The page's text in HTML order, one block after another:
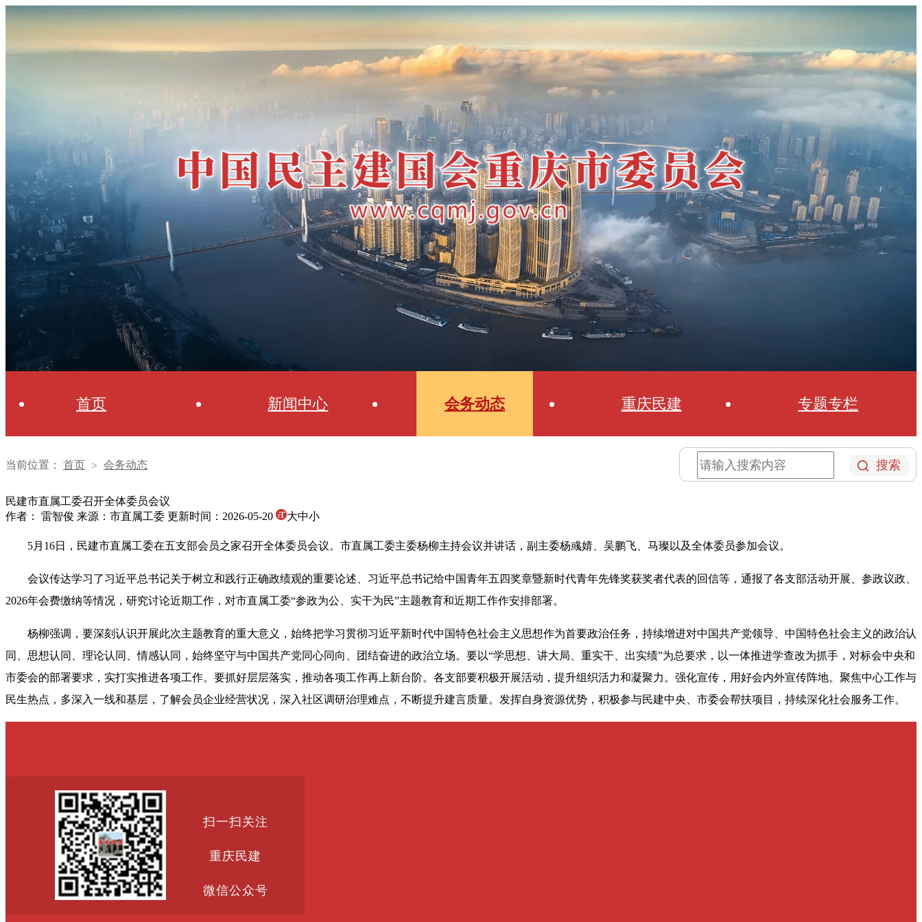
首页 新闻中心 会务动态 重庆民建 专题专栏
搜索
当前位置： 首页 > 会务动态
民建市直属工委召开全体委员会议
作者： 雷智俊 来源：市直属工委 更新时间：2026-05-20 大中小
5月16日，民建市直属工委在五支部会员之家召开全体委员会议。市直属工委主委杨柳主持会议并讲话，副主委杨彧婧、吴鹏飞、马璨以及全体委员参加会议。
会议传达学习了习近平总书记关于树立和践行正确政绩观的重要论述、习近平总书记给中国青年五四奖章暨新时代青年先锋奖获奖者代表的回信等，通报了各支部活动开展、参政议政、
2026年会费缴纳等情况，研究讨论近期工作，对市直属工委“参政为公、实干为民”主题教育和近期工作作安排部署。
杨柳强调，要深刻认识开展此次主题教育的重大意义，始终把学习贯彻习近平新时代中国特色社会主义思想作为首要政治任务，持续增进对中国共产党领导、中国特色社会主义的政治认
同、思想认同、理论认同、情感认同，始终坚守与中国共产党同心同向、团结奋进的政治立场。要以“学思想、讲大局、重实干、出实绩”为总要求，以一体推进学查改为抓手，对标会中央和
市委会的部署要求，实打实推进各项工作。要抓好层层落实，推动各项工作再上新台阶。各支部要积极开展活动，提升组织活力和凝聚力。强化宣传，用好会内外宣传阵地。聚焦中心工作与
民生热点，多深入一线和基层，了解会员企业经营状况，深入社区调研治理难点，不断提升建言质量。发挥自身资源优势，积极参与民建中央、市委会帮扶项目，持续深化社会服务工作。
扫一扫关注
重庆民建
微信公众号